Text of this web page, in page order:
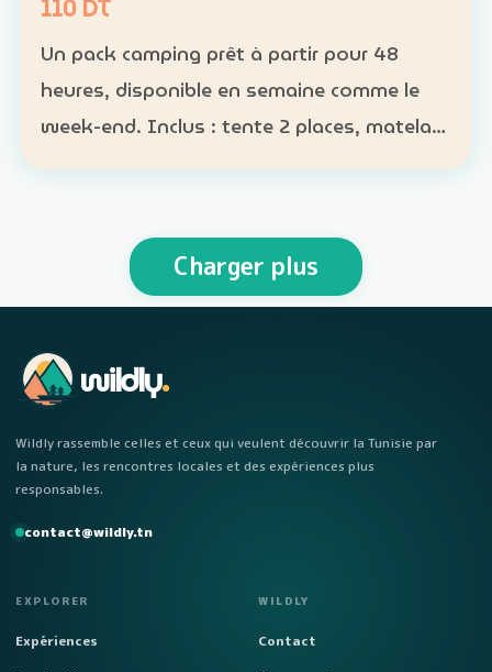
110 DT
Un pack camping prêt à partir pour 48
heures, disponible en semaine comme le
week-end. Inclus : tente 2 places, matelas,
personnes Week-end…
Charger plus
wildly.
Wildly rassemble celles et ceux qui veulent découvrir la Tunisie par
la nature, les rencontres locales et des expériences plus
responsables.
contact@wildly.tn
EXPLORER
Expériences
WILDLY
Contact